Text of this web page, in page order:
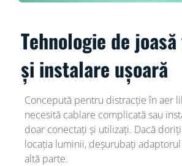
Tehnologie de
și instalare ușoară
Concepută pentru distracție în aer
necesită cablare complicată sau
doar conectați și utilizați. Dacă
locația luminii, deșurubați
altă parte.